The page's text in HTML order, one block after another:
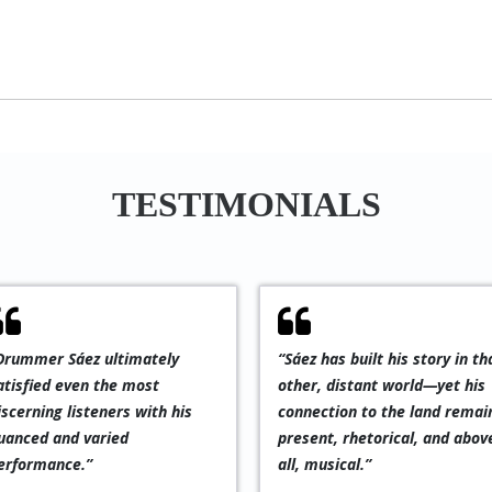
TESTIMONIALS
“Sáez has built his story in that
other, distant world—yet his
connection to the land remains
present, rhetorical, and above
all, musical.”
“Pablo Sáez is an
outstanding rhythm
equally skilled in
strokes and powerful
accents—providing the